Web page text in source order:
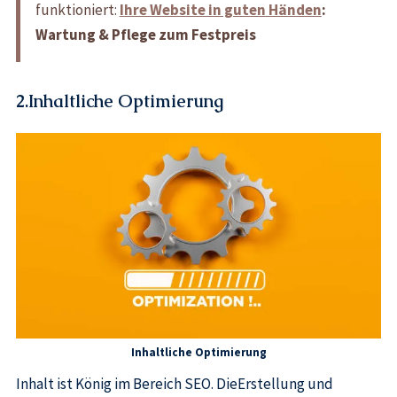
funktioniert: Ihre Website in guten Händen:
Wartung & Pflege zum Festpreis
2.Inhaltliche Optimierung
Inhaltliche Optimierung
Inhalt ist König im Bereich SEO. DieErstellung und